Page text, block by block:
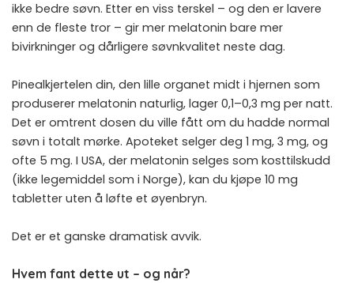
ikke bedre søvn. Etter en viss terskel – og den er lavere
enn de fleste tror – gir mer melatonin bare mer
bivirkninger og dårligere søvnkvalitet neste dag.
Pinealkjertelen din, den lille organet midt i hjernen som
produserer melatonin naturlig, lager 0,1–0,3 mg per natt.
Det er omtrent dosen du ville fått om du hadde normal
søvn i totalt mørke. Apoteket selger deg 1 mg, 3 mg, og
ofte 5 mg. I USA, der melatonin selges som kosttilskudd
(ikke legemiddel som i Norge), kan du kjøpe 10 mg
tabletter uten å løfte et øyenbryn.
Det er et ganske dramatisk avvik.
Hvem fant dette ut – og når?